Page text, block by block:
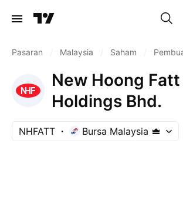
Pasaran Malaysia Saham
New Hoong Fatt
Holdings Bhd.
NHFATT Bursa Malaysia